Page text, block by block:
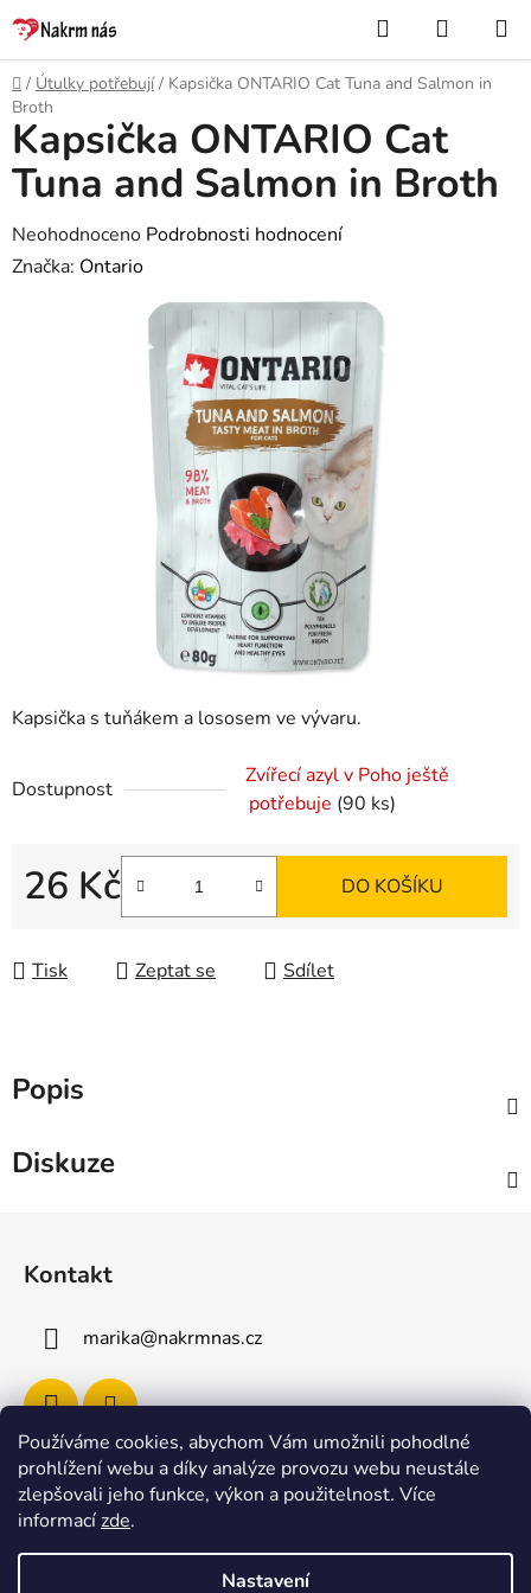
Používáme cookies, abychom Vám umožnili pohodlné
prohlížení webu a díky analýze provozu webu neustále
zlepšovali jeho funkce, výkon a použitelnost. Více
informacízde.
Nastavení
Přejít
na
obsah
Hledat
KOŠÍK
Domů
/ Útulky potřebují / Kapsička ONTARIO Cat Tuna and Salmon in
Broth
Kapsička s tuňákem a lososem ve vývaru.
Dostupnost
Zvířecí azyl v Poho ještě
potřebuje (90 ks)
26 Kč
Měrná cena:
DO KOŠÍKU
Tisk Zeptat se Sdílet
Kapsička ONTARIO Cat
Tuna and Salmon in Broth
Průměrné
hodnocení
Neohodnoceno Podrobnosti hodnocení
Značka: Ontario
Popis
Diskuze
Kontakt
marika@nakrmnas.cz
Facebook